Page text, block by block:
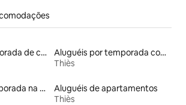
Aluguel por temporada de casas de hóspedes
Aluguéis por temporada com acesso à praia
Thiès
Aluguéis por temporada na orla
Aluguéis de apartamentos
Thiès